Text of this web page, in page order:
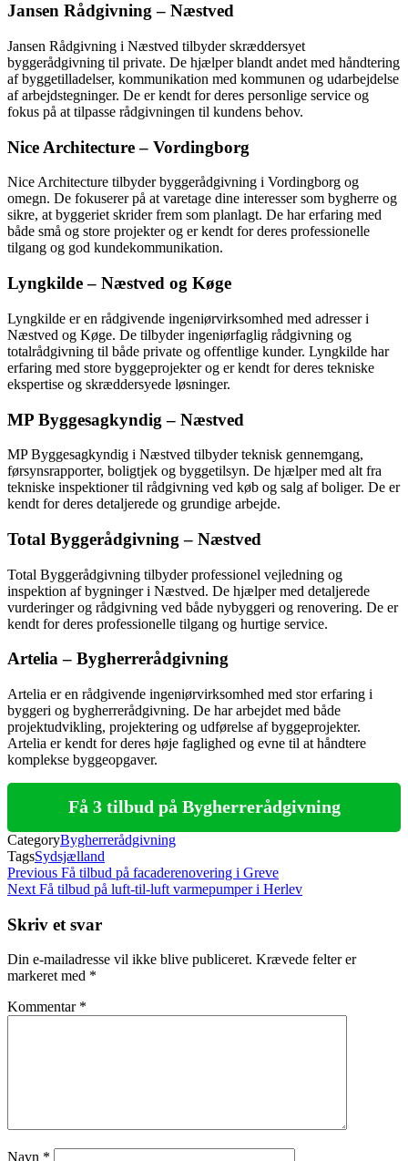
Jansen Rådgivning – Næstved
Jansen Rådgivning i Næstved tilbyder skræddersyet
byggerådgivning til private. De hjælper blandt andet med håndtering
af byggetilladelser, kommunikation med kommunen og udarbejdelse
af arbejdstegninger. De er kendt for deres personlige service og
fokus på at tilpasse rådgivningen til kundens behov.
Nice Architecture – Vordingborg
Nice Architecture tilbyder byggerådgivning i Vordingborg og
omegn. De fokuserer på at varetage dine interesser som bygherre og
sikre, at byggeriet skrider frem som planlagt. De har erfaring med
både små og store projekter og er kendt for deres professionelle
tilgang og god kundekommunikation.
Lyngkilde – Næstved og Køge
Lyngkilde er en rådgivende ingeniørvirksomhed med adresser i
Næstved og Køge. De tilbyder ingeniørfaglig rådgivning og
totalrådgivning til både private og offentlige kunder. Lyngkilde har
erfaring med store byggeprojekter og er kendt for deres tekniske
ekspertise og skræddersyede løsninger.
MP Byggesagkyndig – Næstved
MP Byggesagkyndig i Næstved tilbyder teknisk gennemgang,
førsynsrapporter, boligtjek og byggetilsyn. De hjælper med alt fra
tekniske inspektioner til rådgivning ved køb og salg af boliger. De er
kendt for deres detaljerede og grundige arbejde.
Total Byggerådgivning – Næstved
Total Byggerådgivning tilbyder professionel vejledning og
inspektion af bygninger i Næstved. De hjælper med detaljerede
vurderinger og rådgivning ved både nybyggeri og renovering. De er
kendt for deres professionelle tilgang og hurtige service.
Artelia – Bygherrerådgivning
Artelia er en rådgivende ingeniørvirksomhed med stor erfaring i
byggeri og bygherrerådgivning. De har arbejdet med både
projektudvikling, projektering og udførelse af byggeprojekter.
Artelia er kendt for deres høje faglighed og evne til at håndtere
komplekse byggeopgaver.
Få 3 tilbud på Bygherrerådgivning
CategoryBygherrerådgivning
TagsSydsjælland
Indlægsnavigation
Previous
Post
Previous Få tilbud på facaderenovering i Greve
Next
Next Få tilbud på luft-til-luft varmepumper i Herlev
Skriv et svar
Din e-mailadresse vil ikke blive publiceret. Krævede felter er
markeret med *
Kommentar *
Navn *